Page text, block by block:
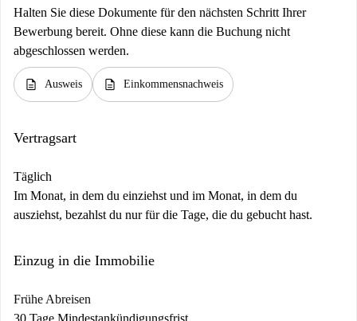
Halten Sie diese Dokumente für den nächsten Schritt Ihrer
Bewerbung bereit. Ohne diese kann die Buchung nicht
abgeschlossen werden.
description Ausweis description Einkommensnachweis
Vertragsart
Täglich
Im Monat, in dem du einziehst und im Monat, in dem du
ausziehst, bezahlst du nur für die Tage, die du gebucht hast.
Einzug in die Immobilie
Frühe Abreisen
30 Tage Mindestankündigungsfrist